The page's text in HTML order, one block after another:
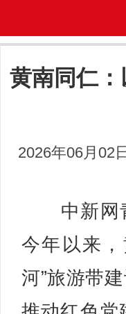
黄南同仁
2026年06月02
中新网青
今年以来
河”旅游带